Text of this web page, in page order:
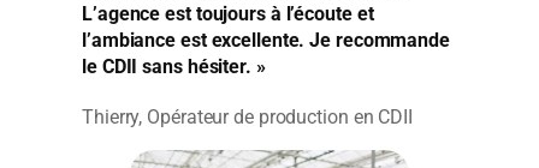
L’agence est toujours à l’écoute et
l’ambiance est excellente. Je recommande
le CDII sans hésiter. »
Thierry, Opérateur de production en CDII